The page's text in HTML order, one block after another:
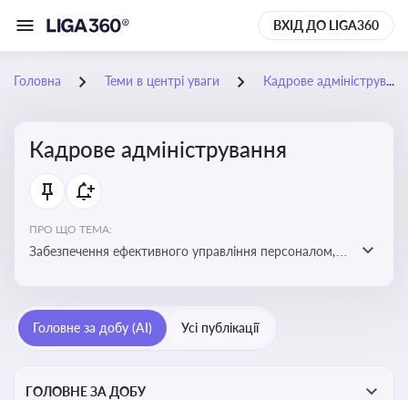
ВХІД ДО LIGA360
Головна Теми в центрі уваги Кадрове адміністрування
Кадрове адміністрування
ПРО ЩО ТЕМА:
Забезпечення ефективного управління персоналом,
Головне за добу (AI) Усі публікації
ГОЛОВНЕ ЗА ДОБУ